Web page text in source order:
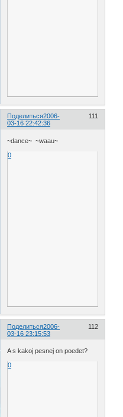
Поделиться 111
2006-
03-16 22:42:36
~dance~ ~waau~
0
Поделиться 112
2006-
03-16 23:15:53
A s kakoj pesnej on poedet?
0